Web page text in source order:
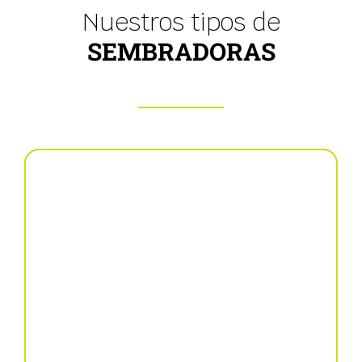
Nuestros tipos de
SEMBRADORAS